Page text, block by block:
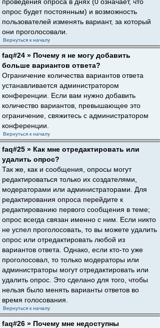
опрос будет постоянным) и возможность
пользователей изменять вариант, за который
они проголосовали.
Вернуться к началу
faq#24 » Почему я не могу добавить
больше вариантов ответа?
Ограничение количества вариантов ответа
устанавливается администратором
конференции. Если вам нужно добавить
количество вариантов, превышающее это
ограничение, свяжитесь с администратором
конференции.
Вернуться к началу
faq#25 » Как мне отредактировать или
удалить опрос?
Так же, как и сообщения, опросы могут
редактироваться только их создателями,
модераторами или администраторами. Для
редактирования опроса перейдите к
редактированию первого сообщения в теме;
опрос всегда связан именно с ним. Если никто
не успел проголосовать, то вы можете удалить
опрос или отредактировать любой из
вариантов ответа. Однако, если кто-то уже
проголосовал, то только модераторы или
администраторы могут отредактировать или
удалить опрос. Это сделано для того, чтобы
нельзя было менять варианты ответов во
время голосования.
Вернуться к началу
faq#26 » Почему мне недоступны